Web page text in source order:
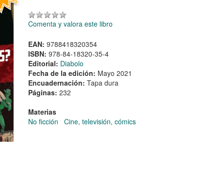
Comenta y valora este libro
EAN: 9788418320354
ISBN: 978-84-18320-35-4
Editorial: Diabolo
Fecha de la edición: Mayo 2021
Encuadernación: Tapa dura
Páginas: 232
Materias
No ficción
Cine, televisión, cómics